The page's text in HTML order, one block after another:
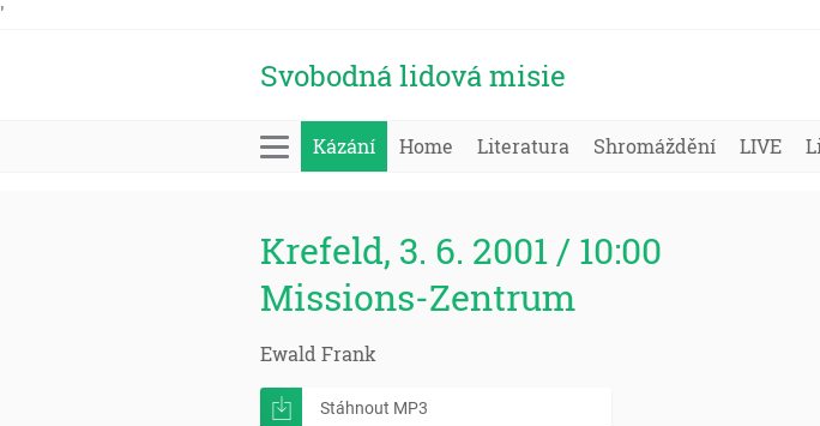
'
Svobodná lidová misie
Kázání Home Literatura Shromáždění LIVE
Krefeld, 3. 6. 2001 / 10:00
Missions-Zentrum
Ewald Frank
Stáhnout MP3